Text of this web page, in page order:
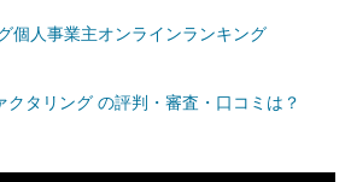
個人事業主オンラインランキング
クタリング の評判・審査・口コミは？